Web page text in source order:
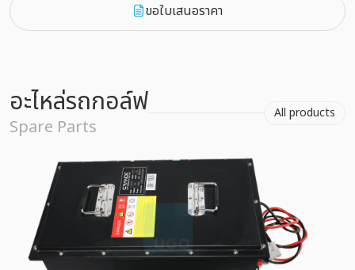
ขอใบเสนอราคา
อะไหล่รถกอล์ฟ
Spare Parts
All products